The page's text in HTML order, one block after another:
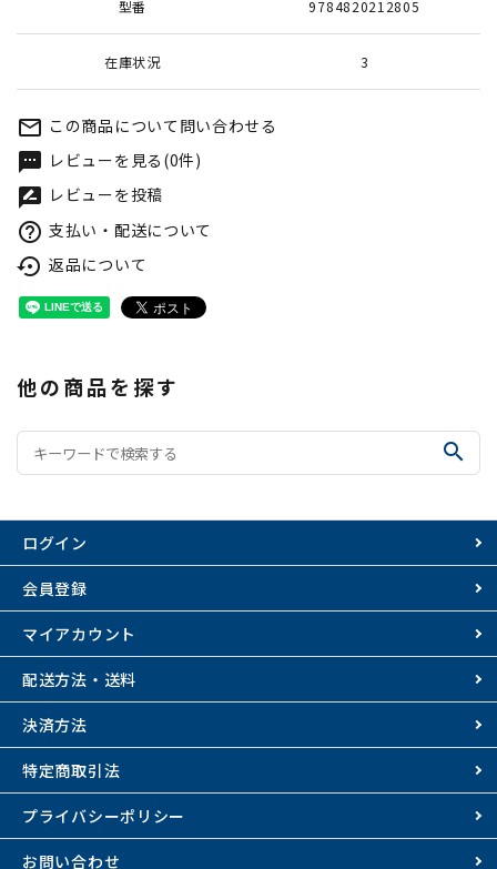
型番 9784820212805
在庫状況 3
mail_outline この商品について問い合わせる
textsms レビューを見る(0件)
rate_review レビューを投稿
help_outline 支払い・配送について
settings_backup_restore 返品について
他の商品を探す
search
ログイン
会員登録
マイアカウント
配送方法・送料
決済方法
特定商取引法
プライバシーポリシー
お問い合わせ